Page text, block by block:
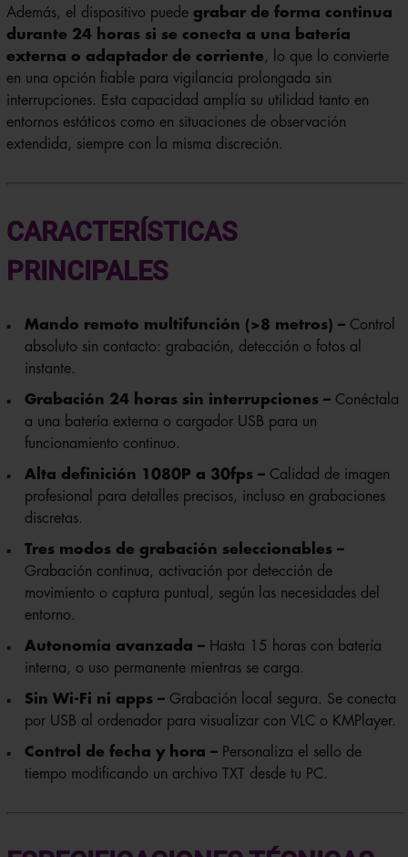
Además, el dispositivo puede grabar de forma continua
durante 24 horas si se conecta a una batería
externa o adaptador de corriente, lo que lo convierte
en una opción fiable para vigilancia prolongada sin
interrupciones. Esta capacidad amplía su utilidad tanto en
entornos estáticos como en situaciones de observación
extendida, siempre con la misma discreción.
CARACTERÍSTICAS
PRINCIPALES
Mando remoto multifunción (>8 metros) –Control
absoluto sin contacto: grabación, detección o fotos al
instante.
Grabación 24 horas sin interrupciones –Conéctala
a una batería externa o cargador USB para un
funcionamiento continuo.
Alta definición 1080P a 30fps –Calidad de imagen
profesional para detalles precisos, incluso en grabaciones
discretas.
Tres modos de grabación seleccionables –
Grabación continua, activación por detección de
movimiento o captura puntual, según las necesidades del
entorno.
Autonomía avanzada –Hasta 15 horas con batería
interna, o uso permanente mientras se carga.
Sin Wi-Fi ni apps –Grabación local segura. Se conecta
por USB al ordenador para visualizar con VLC o KMPlayer.
Control de fecha y hora –Personaliza el sello de
tiempo modificando un archivo TXT desde tu PC.